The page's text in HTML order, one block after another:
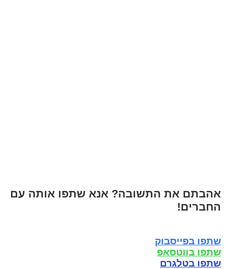
אהבתם את התשובה? אנא שתפו אותה עם
החברים!
שתפו בפייסבוק
שתפו בווטסאפ
שתפו בטלגרם